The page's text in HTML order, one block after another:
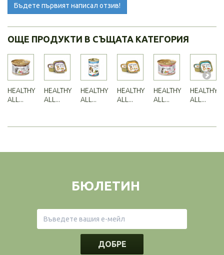
Бъдете първият написал отзив!
ОЩЕ ПРОДУКТИ В СЪЩАТА КАТЕГОРИЯ
HEALTHY
ALL...
HEALTHY
ALL...
HEALTHY
ALL...
HEALTHY
ALL...
HEALTHY
ALL...
HEALTHY
ALL...
БЮЛЕТИН
ДОБРЕ